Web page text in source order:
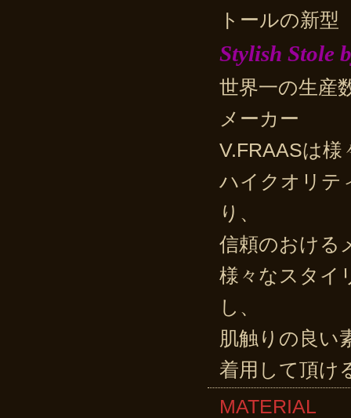
トールの新型
Stylish Stole
世界一の生産
メーカー
V.FRAASは様
ハイクオリテ
り、
信頼のおける
様々なスタイ
し、
肌触りの良い
着用して頂け
MATERIAL